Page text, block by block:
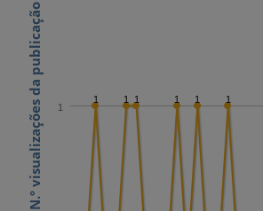
N.º visualizações da publicação 1 1 1 1 1 1
1